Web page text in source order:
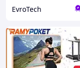
EvroTech